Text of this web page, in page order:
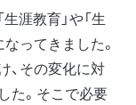
涯教育」や「生
ってきました。
、その変化に対
た。そこで必要